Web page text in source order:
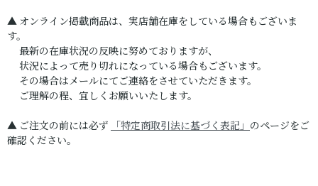
▲ オンライン掲載商品は、実店舗在庫をしている場合もございま
す。
最新の在庫状況の反映に努めておりますが、
状況によって売り切れになっている場合もございます。
その場合はメールにてご連絡をさせていただきます。
ご理解の程、宜しくお願いいたします。
▲ ご注文の前には必ず 「特定商取引法に基づく表記」のページをご
確認ください。